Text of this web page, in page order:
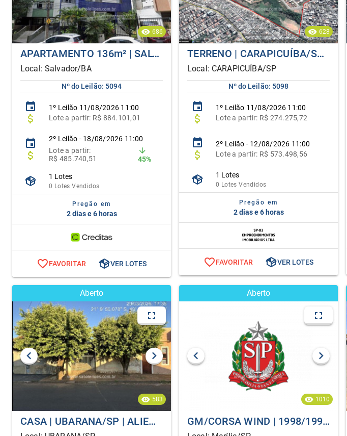
686
APARTAMENTO 136m² | SALVADOR/BA | ALIENAÇÃO FIDUCIÁRIA
Local: Salvador/BA
Nº do Leilão: 5094
1º Leilão 11/08/2026 11:00
Lotea partir: R$ 884.101,01
2º Leilão - 18/08/2026 11:00
Lotea partir:
R$ 485.740,51
45%
1 Lotes
0 Lotes Vendidos
Pregão em
2 dias e 6 horas
FAVORITAR VER LOTES
628
TERRENO | CARAPICUÍBA/SP | ALIENAÇÃO FIDUCIÁRIA
Local: CARAPICUÍBA/SP
Nº do Leilão: 5098
1º Leilão 11/08/2026 11:00
Lotea partir: R$ 274.275,72
2º Leilão - 12/08/2026 11:00
Lotea partir: R$ 573.498,56
1 Lotes
0 Lotes Vendidos
Pregão em
2 dias e 6 horas
FAVORITAR VER LOTES
Aberto
583
CASA | UBARANA/SP | ALIENAÇÃO FIDUCIÁRIA
Aberto
1010
GM/CORSA WIND | 1998/199 | MARÍLIA/SP